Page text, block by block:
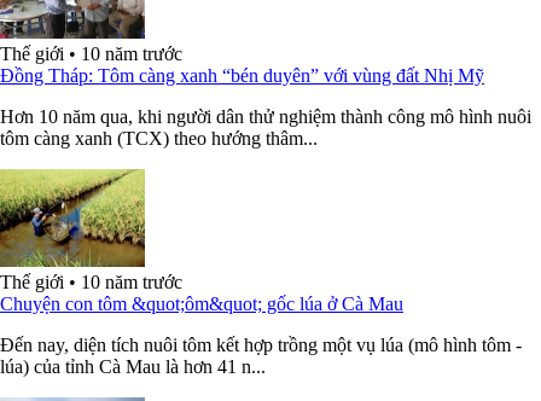
Thế giới • 10 năm trước
Đồng Tháp: Tôm càng xanh “bén duyên” với vùng đất Nhị Mỹ
Hơn 10 năm qua, khi người dân thử nghiệm thành công mô hình nuôi
tôm càng xanh (TCX) theo hướng thâm...
Thế giới • 10 năm trước
Chuyện con tôm &quot;ôm&quot; gốc lúa ở Cà Mau
Đến nay, diện tích nuôi tôm kết hợp trồng một vụ lúa (mô hình tôm -
lúa) của tỉnh Cà Mau là hơn 41 n...